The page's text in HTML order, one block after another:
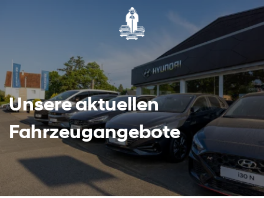
Unsere aktuellen
Fahrzeugangebote